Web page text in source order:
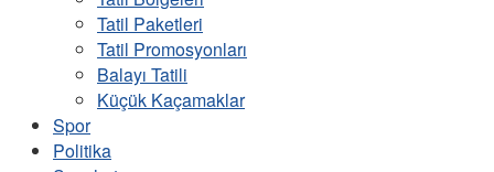
Tatil Paketleri
Tatil Promosyonları
Balayı Tatili
Küçük Kaçamaklar
Spor
Politika